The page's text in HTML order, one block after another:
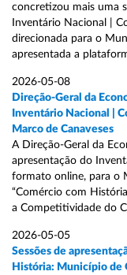
concretizou mais uma
Inventário Nacional |
direcionada para o
apresentada a
2026-05-08
Direção-Geral da
Inventário Nacional |
Marco de Canaveses
A Direção-Geral da
apresentação do
formato online, para o
“Comércio com
a Competitividade do
2026-05-05
Sessões de
História: Município de